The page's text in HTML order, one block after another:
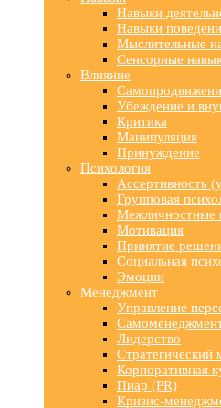
Навыки
Навыки
Мыслительные
Сенсорные
Влияние
Убеждение и
Критика
Манипуляция
Принуждение
Психология
Ассертивность
Групповая
Межличностные
Мотивация
Принятие
Социальная
Эмоции
Менеджмент
Управление
Лидерство
Стратегический
Корпоративная
Пиар (PR)
Кризис-